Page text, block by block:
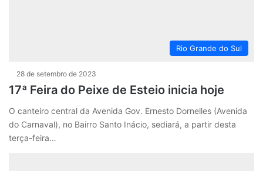
Rio Grande do Sul
28 de setembro de 2023
17ª Feira do Peixe de Esteio inicia hoje
O canteiro central da Avenida Gov. Ernesto Dornelles (Avenida
do Carnaval), no Bairro Santo Inácio, sediará, a partir desta
terça-feira…